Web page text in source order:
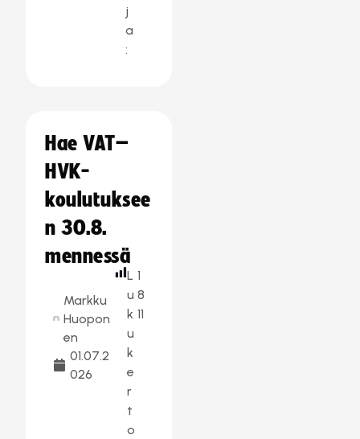
j
a
:
Hae VAT–
HVK-
koulutuksee
n 30.8.
mennessä
Markku
Huopon
en
01.07.2
026
L
u
k
u
k
e
r
t
o
1
8
11